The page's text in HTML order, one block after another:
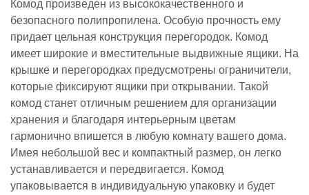
Комод произведен из высококачественного и
безопасного полипропилена. Особую прочность ему
придает цельная конструкция перегородок. Комод
имеет широкие и вместительные выдвижные ящики. На
крышке и перегородках предусмотрены ограничители,
которые фиксируют ящики при открывании. Такой
комод станет отличным решением для организации
хранения и благодаря интерьерным цветам
гармонично впишется в любую комнату вашего дома.
Имея небольшой вес и компактный размер, он легко
устанавливается и передвигается. Комод
упаковывается в индивидуальную упаковку и будет